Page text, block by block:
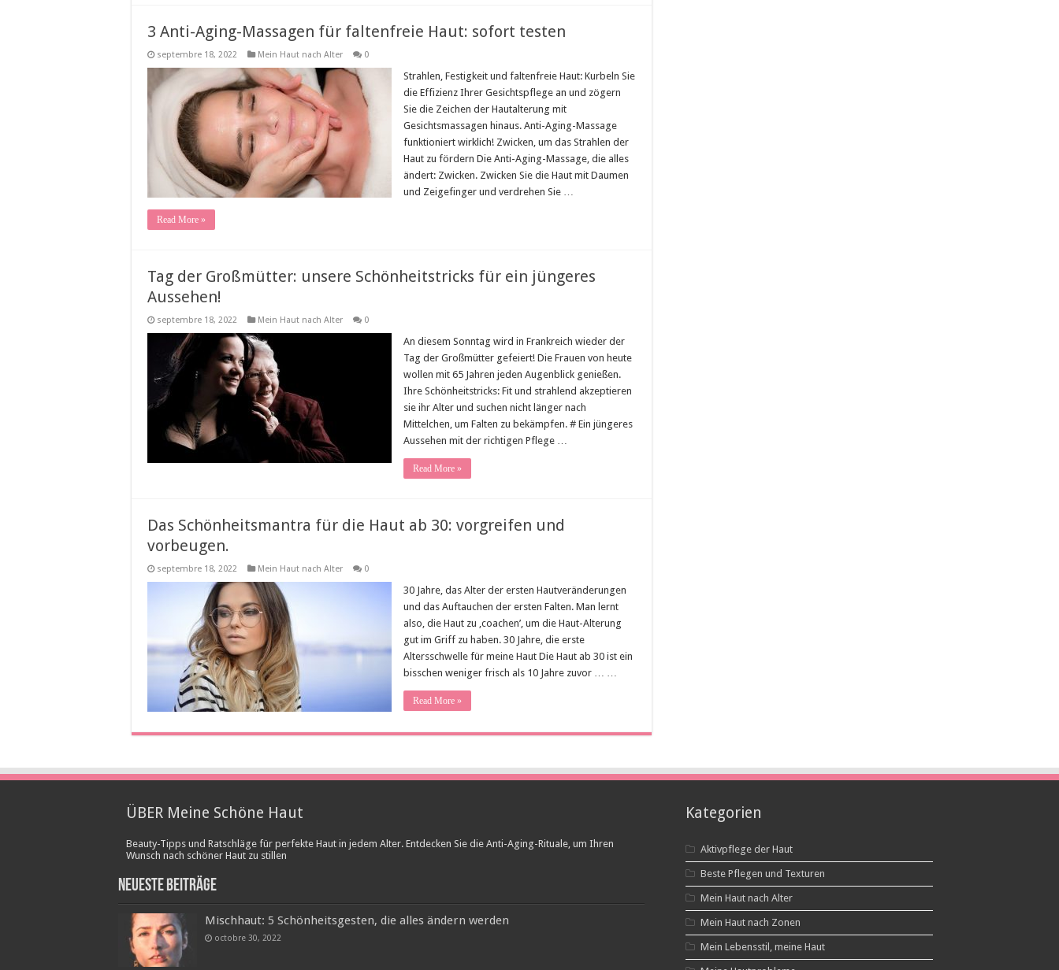
3 Anti-Aging-Massagen für faltenfreie Haut: sofort testen
septembre 18, 2022 Mein Haut nach Alter 0
Strahlen, Festigkeit und faltenfreie Haut: Kurbeln Sie
die Effizienz Ihrer Gesichtspflege an und zögern
Sie die Zeichen der Hautalterung mit
Gesichtsmassagen hinaus. Anti-Aging-Massage
funktioniert wirklich! Zwicken, um das Strahlen der
Haut zu fördern Die Anti-Aging-Massage, die alles
ändert: Zwicken. Zwicken Sie die Haut mit Daumen
und Zeigefinger und verdrehen Sie …
Read More »
Tag der Großmütter: unsere Schönheitstricks für ein jüngeres
Aussehen!
septembre 18, 2022 Mein Haut nach Alter 0
An diesem Sonntag wird in Frankreich wieder der
Tag der Großmütter gefeiert! Die Frauen von heute
wollen mit 65 Jahren jeden Augenblick genießen.
Ihre Schönheitstricks: Fit und strahlend akzeptieren
sie ihr Alter und suchen nicht länger nach
Mittelchen, um Falten zu bekämpfen. # Ein jüngeres
Aussehen mit der richtigen Pflege …
Read More »
Das Schönheitsmantra für die Haut ab 30: vorgreifen und
vorbeugen.
septembre 18, 2022 Mein Haut nach Alter 0
30 Jahre, das Alter der ersten Hautveränderungen
und das Auftauchen der ersten Falten. Man lernt
also, die Haut zu ,coachen’, um die Haut-Alterung
gut im Griff zu haben. 30 Jahre, die erste
Altersschwelle für meine Haut Die Haut ab 30 ist ein
bisschen weniger frisch als 10 Jahre zuvor … …
Read More »
ÜBER Meine Schöne Haut
Beauty-Tipps und Ratschläge für perfekte Haut in jedem Alter. Entdecken Sie die Anti-Aging-Rituale, um Ihren
Wunsch nach schöner Haut zu stillen
Neueste Beiträge
Mischhaut: 5 Schönheitsgesten, die alles ändern werden
octobre 30, 2022
Kategorien
Aktivpflege der Haut
Beste Pflegen und Texturen
Mein Haut nach Alter
Mein Haut nach Zonen
Mein Lebensstil, meine Haut